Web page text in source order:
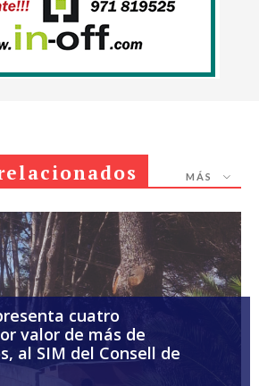
MÁS
cuatro
valor de más de
al SIM del Consell de